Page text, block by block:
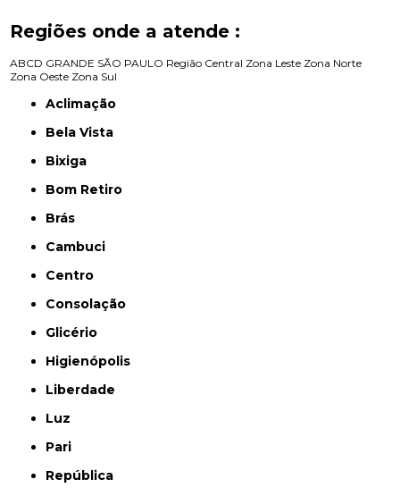
Regiões onde a atende :
ABCD GRANDE SÃO PAULO Região Central Zona Leste Zona Norte
Zona Oeste Zona Sul
Aclimação
Bela Vista
Bixiga
Bom Retiro
Brás
Cambuci
Centro
Consolação
Glicério
Higienópolis
Liberdade
Luz
Pari
República